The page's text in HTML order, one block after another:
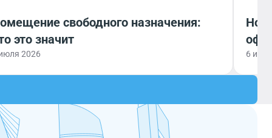
свободного назначения:
это значит
2026 6